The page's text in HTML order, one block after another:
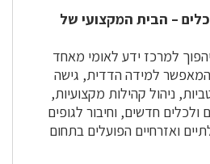
– הבית המקצועי של
למרכז ידע לאומי מאחד
המאפשר למידה הדדית, גישה
ניהול קהילות מקצועיות,
חדשים, וחיבור לגופים
ואזרחיים הפועלים בתחום